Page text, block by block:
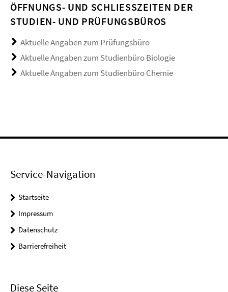
ÖFFNUNGS- UND SCHLIESSZEITEN DER S
TUDIEN- UND PRÜFUNGSBÜROS
Aktuelle Angaben zum Prüfungsbüro
Aktuelle Angaben zum Studienbüro Biologie
Aktuelle Angaben zum Studienbüro Chemie
Service-Navigation
Startseite
Impressum
Datenschutz
Barrierefreiheit
Diese Seite